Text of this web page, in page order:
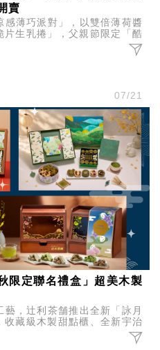
賣
薄巧派對」，以雙倍薄荷醬
生乳捲」，父親節限定「酷
，預購最高享88折優惠。
07/21
限定聯名禮盒」超美木製
，辻利茶舗推出全新「詠月
藏級木製甜點櫃、全新宇治
登場，打造最有質感的中秋送